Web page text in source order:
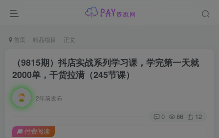
首页 精品项目 正文
（9815期）抖店实战系列学习课，学完第一天就
2000单，干货拉满（245节课）
2年前发布
0 86 12
付费阅读